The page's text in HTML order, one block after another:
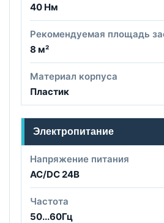
40 Нм
Рекомендуемая площадь
8 м²
Материал корпуса
Пластик
Электропитание
Напряжение питания
AC/DC 24B
Частота
50...60Гц